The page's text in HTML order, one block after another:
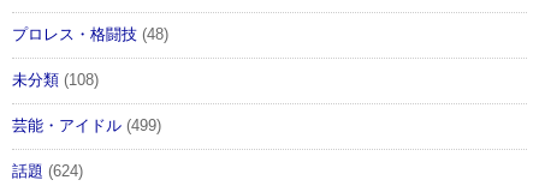
プロレス・格闘技 (48)
未分類 (108)
芸能・アイドル (499)
話題 (624)